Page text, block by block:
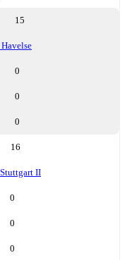
15
0
0
0
16
II
0
0
0